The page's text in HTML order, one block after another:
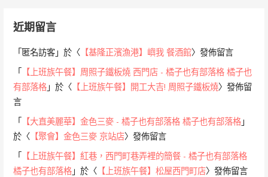
近期留言
「匿名訪客 」於〈 【基隆正濱漁港】嶼我 餐酒館〉發佈留言
「 【上班族午餐】周照子鐵板燒 西門店 - 橘子也有部落格 橘子也
有部落格 」於〈 【上班族午餐】開工大吉! 周照子鐵板燒〉發佈留
言
「 【大直美麗華】金色三麥 - 橘子也有部落格 橘子也有部落格 」
於〈 【聚會】金色三麥 京站店〉發佈留言
「 【上班族午餐】紅巷，西門町巷弄裡的簡餐 - 橘子也有部落格
橘子也有部落格 」於〈 【上班族午餐】松屋西門町店〉發佈留言